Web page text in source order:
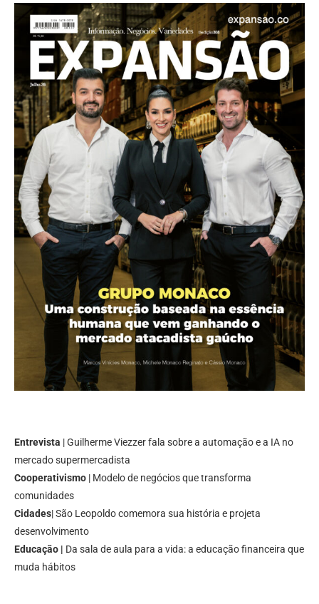
Entrevista | Guilherme Viezzer fala sobre a automação e a IA no
mercado supermercadista
Cooperativismo | Modelo de negócios que transforma
comunidades
Cidades| São Leopoldo comemora sua história e projeta
desenvolvimento
Educação | Da sala de aula para a vida: a educação financeira que
muda hábitos